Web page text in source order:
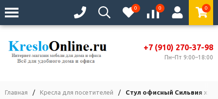
0 0 0
+7 (910) 270-37-98
Пн–Пт 9:00–18:00
Главная / Кресла для посетителей / Стул офисный Сильвия